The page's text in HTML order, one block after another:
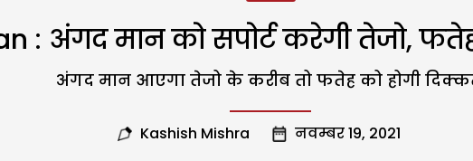
: अंगद मान को सपोर्ट करेगी तेजो,
अंगद मान आएगा तेजो के करीब तो फतेह को होगी
Kashish Mishra नवम्बर 19, 2021